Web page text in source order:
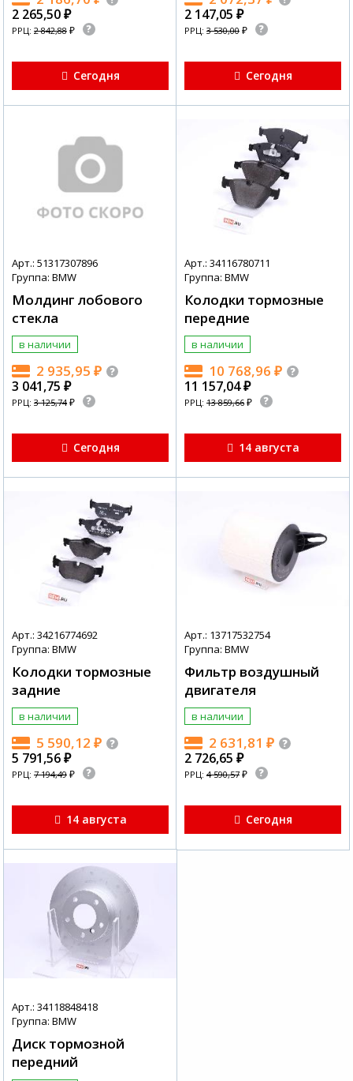
2 265,50₽
РРЦ: 2 842,88 ₽
Сегодня
2 147,05 ₽
РРЦ: 3 530,00 ₽
Сегодня
Арт.: 51317307896
Группа: BMW
Молдинг лобового
стекла
в наличии
2 935,95 ₽
3 041,75 ₽
РРЦ: 3 125,74₽
Сегодня
Арт.: 34116780711
Группа: BMW
Колодки тормозные
передние
в наличии
10 768,96 ₽
11 157,04₽
РРЦ: 13 859,66 ₽
14 августа
Арт.: 34216774692
Группа: BMW
Колодки тормозные
задние
в наличии
5 590,12 ₽
5 791,56₽
РРЦ: 7 194,49 ₽
14 августа
Арт.: 13717532754
Группа: BMW
Фильтр воздушный
двигателя
в наличии
2 631,81 ₽
2 726,65 ₽
РРЦ: 4 590,57 ₽
Сегодня
Арт.: 34118848418
Группа: BMW
Диск тормозной
передний